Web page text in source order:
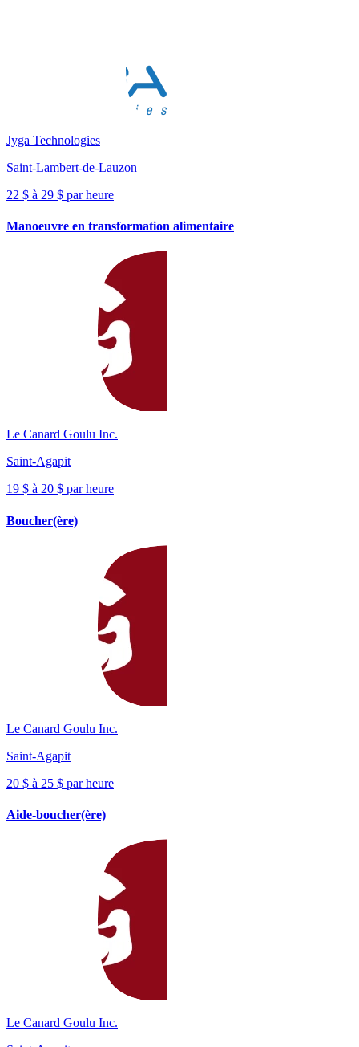
Jyga Technologies
Saint-Lambert-de-Lauzon
22 $ à 29 $ par heure
Manoeuvre en transformation alimentaire
Le Canard Goulu Inc.
Saint-Agapit
19 $ à 20 $ par heure
Boucher(ère)
Le Canard Goulu Inc.
Saint-Agapit
20 $ à 25 $ par heure
Aide-boucher(ère)
Le Canard Goulu Inc.